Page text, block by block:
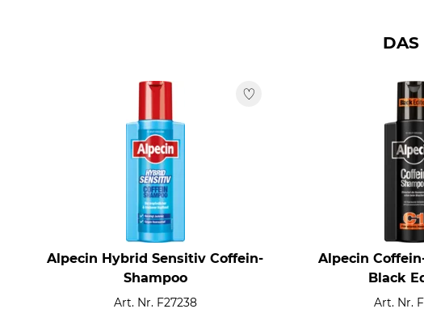
DAS
Alpecin Hybrid Sensitiv Coffein-
Shampoo
Art. Nr. F27238
Alpecin
Black
Art. Nr.